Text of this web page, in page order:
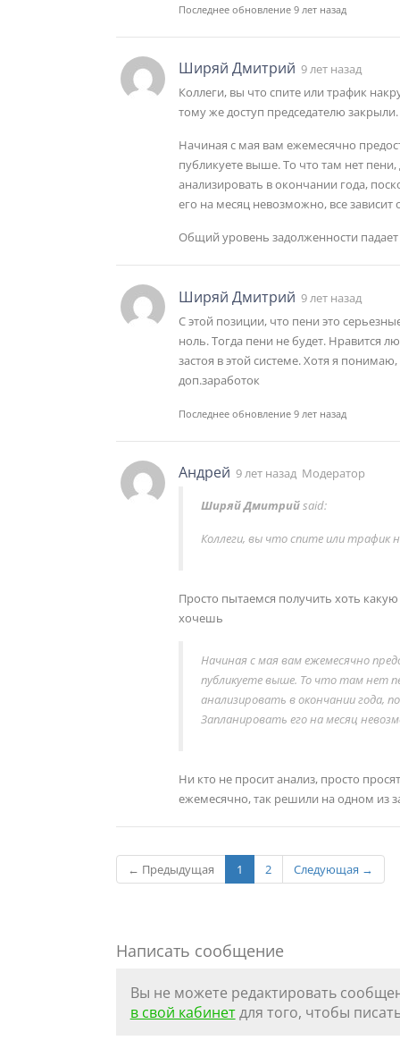
Последнее обновление 9 лет назад
Ширяй Дмитрий 9 лет назад
Коллеги, вы что спите или трафик
тому же доступ председателю закрыли.
Начиная с мая вам ежемесячно
публикуете выше. То что там нет
анализировать в окончании года,
его на месяц невозможно, все зависит
Общий уровень задолженности
Ширяй Дмитрий 9 лет назад
С этой позиции, что пени это
ноль. Тогда пени не будет. Нравится
застоя в этой системе. Хотя я
доп.заработок
Последнее обновление 9 лет назад
Андрей 9 лет назад Модератор
Ширяй Дмитрийsaid:
Коллеги, вы что спите или трафик
Просто пытаемся получить хоть
хочешь
Начиная с мая вам ежемесячно
публикуете выше. То что там нет
анализировать в окончании года,
Запланировать его на месяц
Ни кто не просит анализ, просто
ежемесячно, так решили на одном из
← Предыдущая 1 2 Следующая →
Написать сообщение
Вы не можете редактировать
в свой кабинетдля того, чтобы